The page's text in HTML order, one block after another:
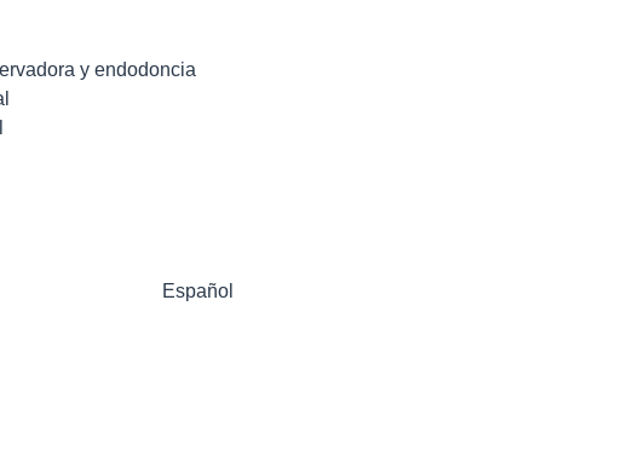
y endodoncia
Español